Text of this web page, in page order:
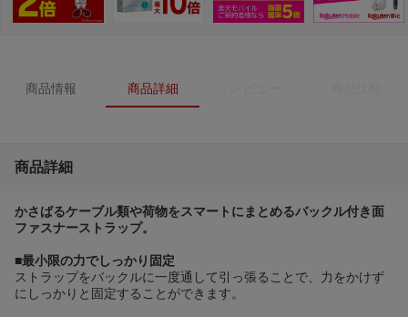
商品情報 商品詳細
商品詳細
かさばるケーブル類や荷物をスマートにまとめるバックル付き面
ファスナーストラップ。
■最小限の力でしっかり固定
ストラップをバックルに一度通して引っ張ることで、力をかけず
にしっかりと固定することができます。